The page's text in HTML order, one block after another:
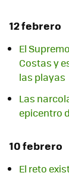
12 febrero
El
Costas y
las playas
Las
epicentro
10 febrero
El reto